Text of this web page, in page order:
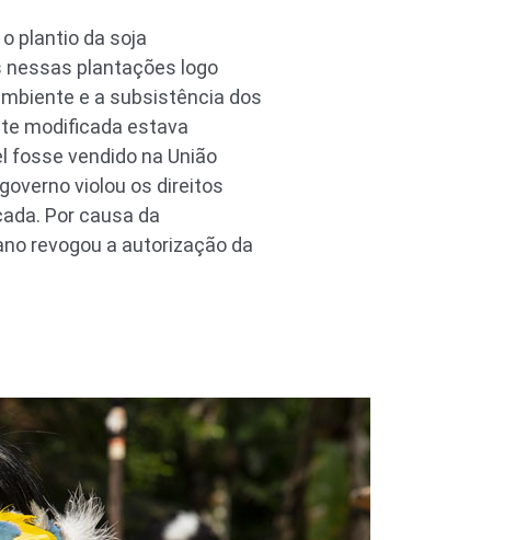
plantio da soja
​​nessas plantações logo
e a subsistência dos
modificada estava
fosse vendido na União
violou os direitos
Por causa da
revogou a autorização da